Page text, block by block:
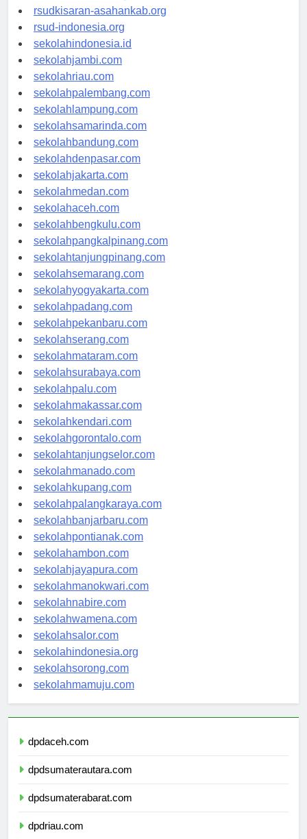
rsud-natunakab.org
rsudkisaran-asahankab.org
rsud-indonesia.org
sekolahindonesia.id
sekolahjambi.com
sekolahriau.com
sekolahpalembang.com
sekolahlampung.com
sekolahsamarinda.com
sekolahbandung.com
sekolahdenpasar.com
sekolahjakarta.com
sekolahmedan.com
sekolahaceh.com
sekolahbengkulu.com
sekolahpangkalpinang.com
sekolahtanjungpinang.com
sekolahsemarang.com
sekolahyogyakarta.com
sekolahpadang.com
sekolahpekanbaru.com
sekolahserang.com
sekolahmataram.com
sekolahsurabaya.com
sekolahpalu.com
sekolahmakassar.com
sekolahkendari.com
sekolahgorontalo.com
sekolahtanjungselor.com
sekolahmanado.com
sekolahkupang.com
sekolahpalangkaraya.com
sekolahbanjarbaru.com
sekolahpontianak.com
sekolahambon.com
sekolahjayapura.com
sekolahmanokwari.com
sekolahnabire.com
sekolahwamena.com
sekolahsalor.com
sekolahindonesia.org
sekolahsorong.com